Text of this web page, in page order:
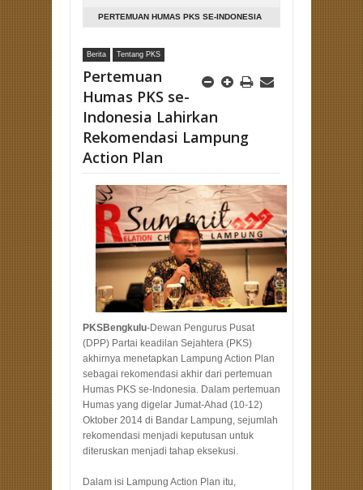
PERTEMUAN HUMAS PKS SE-INDONESIA
ACTION PLAN
Berita Tentang PKS
Pertemuan
Humas PKS se-
Indonesia Lahirkan
Rekomendasi Lampung
Action Plan
PKSBengkulu-Dewan Pengurus Pusat
(DPP) Partai keadilan Sejahtera (PKS)
akhirnya menetapkan Lampung Action Plan
sebagai rekomendasi akhir dari pertemuan
Humas PKS se-Indonesia. Dalam pertemuan
Humas yang digelar Jumat-Ahad (10-12)
Oktober 2014 di Bandar Lampung, sejumlah
rekomendasi menjadi keputusan untuk
diteruskan menjadi tahap eksekusi.
Dalam isi Lampung Action Plan itu,